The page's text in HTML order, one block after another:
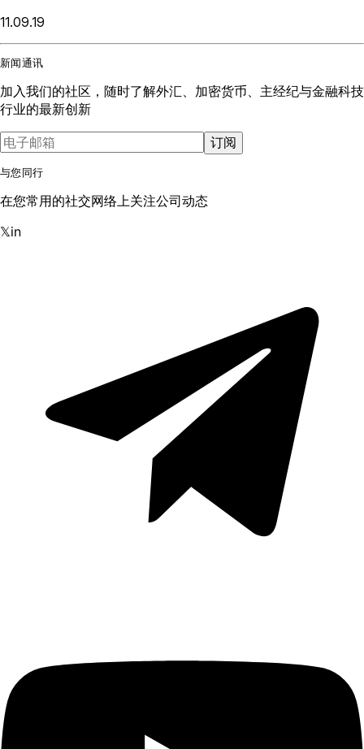
11.09.19
新闻通讯
加入我们的社区，随时了解外汇、加密货币、主经纪与金融科技
行业的最新创新
订阅
与您同行
在您常用的社交网络上关注公司动态
𝕏in